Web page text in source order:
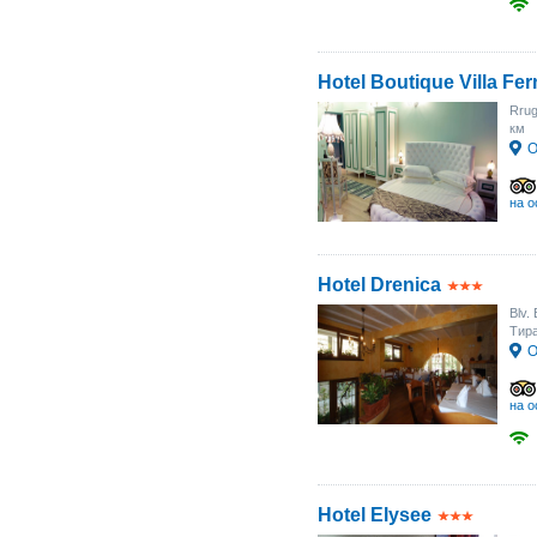
Hotel Boutique Villa
км
на
Hotel Drenica
Blv.
на
Hotel Elysee